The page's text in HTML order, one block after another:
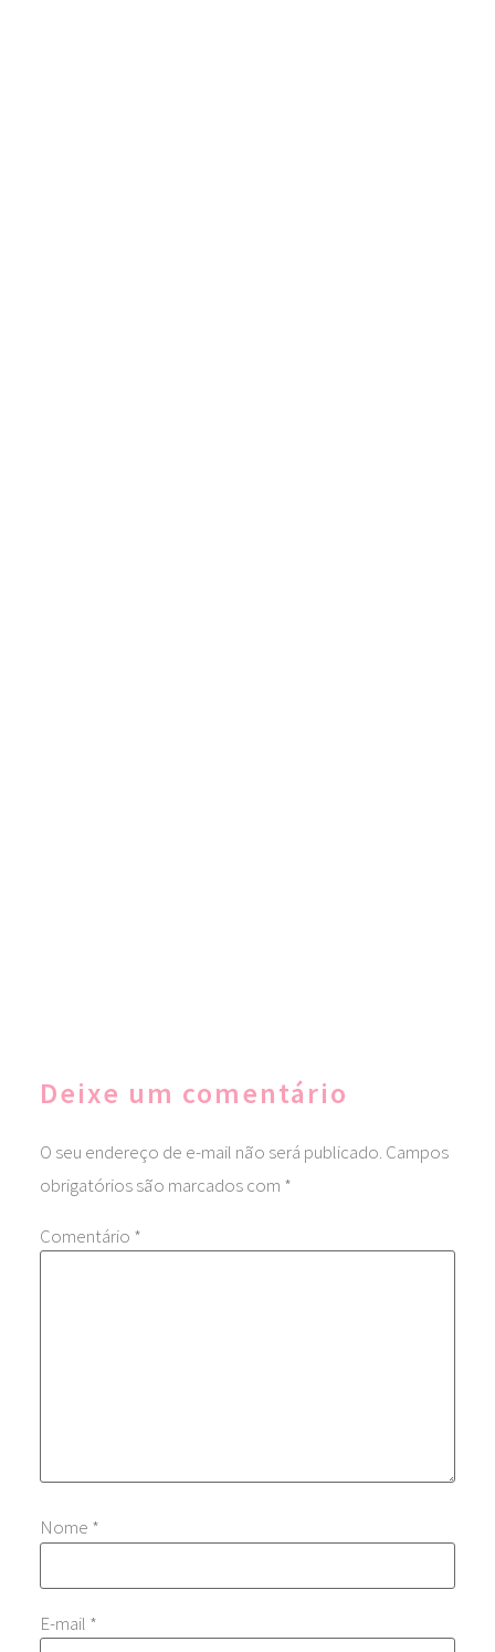
Deixe um comentário
O seu endereço de e-mail não será publicado. Campos
obrigatórios são marcados com *
Comentário *
Nome *
E-mail *